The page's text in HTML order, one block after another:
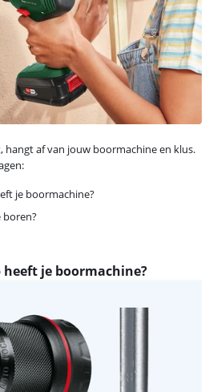
hangt af van jouw boormachine en klus.
je boormachine?
boren?
je boormachine?